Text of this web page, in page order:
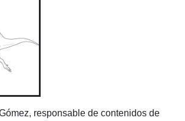
responsable de contenidos de